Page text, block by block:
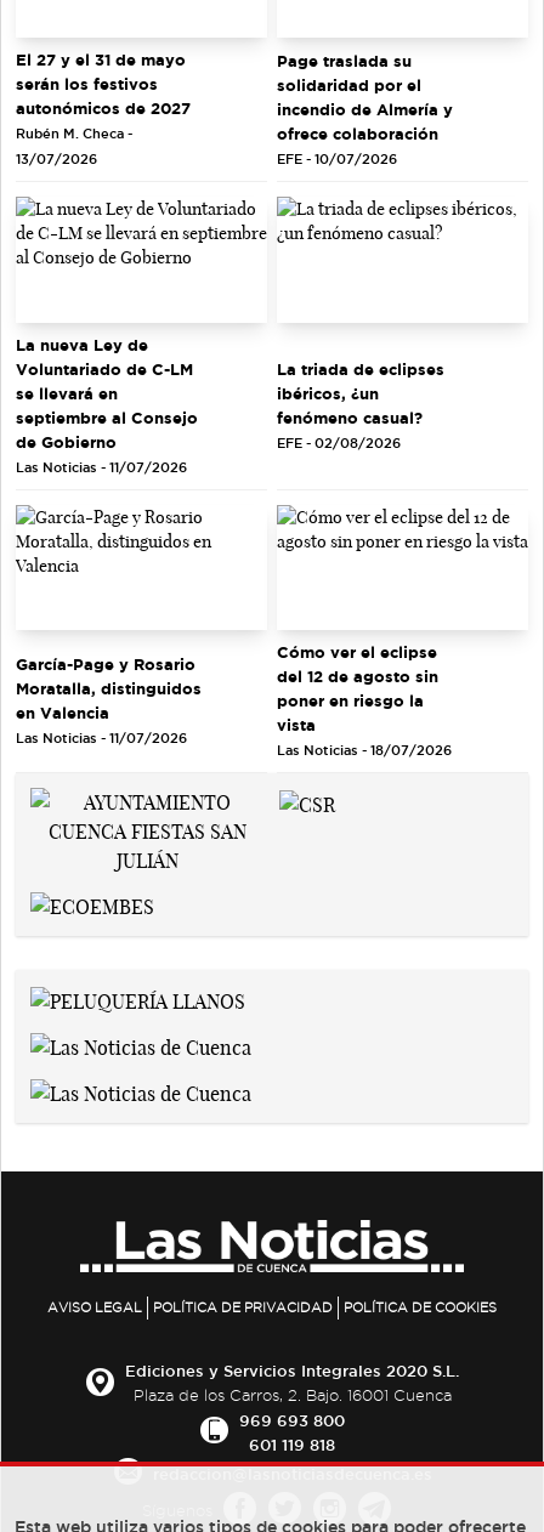
El 27 y el 31 de mayo
serán los festivos
autonómicos de 2027
Rubén M. Checa -
13/07/2026
Page traslada su
solidaridad por el
incendio de Almería y
ofrece colaboración
EFE - 10/07/2026
La nueva Ley de
Voluntariado de C-LM
se llevará en
septiembre al Consejo
de Gobierno
Las Noticias - 11/07/2026
La triada de eclipses
ibéricos, ¿un
fenómeno casual?
EFE - 02/08/2026
García-Page y Rosario
Moratalla, distinguidos
en Valencia
Las Noticias - 11/07/2026
Cómo ver el eclipse
del 12 de agosto sin
poner en riesgo la
vista
Las Noticias - 18/07/2026
AVISO LEGAL POLÍTICA DE PRIVACIDAD POLÍTICA DE COOKIES
Ediciones y Servicios Integrales 2020 S.L.
Plaza de los Carros, 2. Bajo. 16001 Cuenca
969 693 800
601 119 818
Esta web utiliza varios tipos de cookies para poder ofrecerte